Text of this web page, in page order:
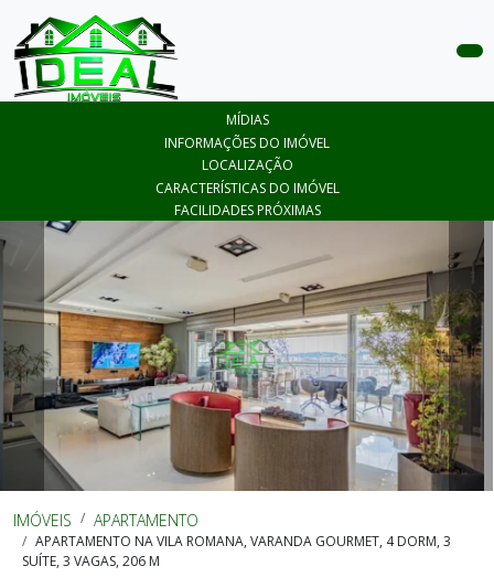
COMPRAR
LANÇAMENTOS
ANUNCIE
SEU
IMÓVEL
CONTATO
ÁREA
DO
CLIENTE
MÍDIAS
INFORMAÇÕES DO IMÓVEL
LOCALIZAÇÃO
CARACTERÍSTICAS DO IMÓVEL
FACILIDADES PRÓXIMAS
IMÓVEIS APARTAMENTO
APARTAMENTO NA VILA ROMANA, VARANDA GOURMET, 4 DORM, 3
SUÍTE, 3 VAGAS, 206 M